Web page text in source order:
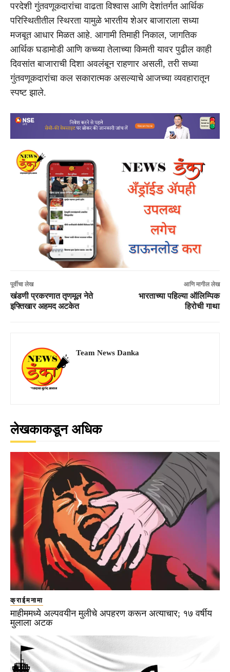
परदेशी गुंतवणूकदारांचा वाढता विश्वास आणि देशांतर्गत आर्थिक
परिस्थितीतील स्थिरता यामुळे भारतीय शेअर बाजाराला सध्या
मजबूत आधार मिळत आहे. आगामी तिमाही निकाल, जागतिक
आर्थिक घडामोडी आणि कच्च्या तेलाच्या किमती यावर पुढील काही
दिवसांत बाजाराची दिशा अवलंबून राहणार असली, तरी सध्या
गुंतवणूकदारांचा कल सकारात्मक असल्याचे आजच्या व्यवहारातून
स्पष्ट झाले.
पूर्वीचा लेख
खंडणी प्रकरणात तृणमूल नेते
इफ्तिखार अहमद अटकेत
आणि मागील लेख
भारताच्या पहिल्या ऑलिम्पिक
हिरोची गाथा
Team News Danka
लेखकाकडून अधिक
क्राईमनामा
माहीममध्ये अल्पवयीन मुलीचे अपहरण करून अत्याचार; १७ वर्षीय
मुलाला अटक